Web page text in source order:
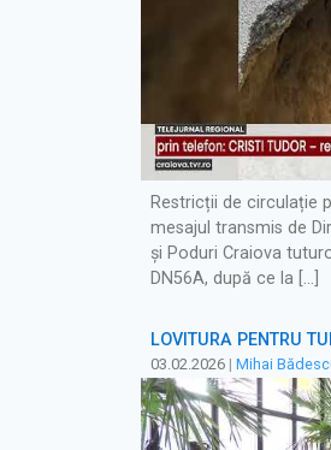
Restricții de circulație
mesajul transmis de
și Poduri Craiova
DN56A, după ce la […]
LOVITURĂ PENTRU
03.02.2026 | Mihai